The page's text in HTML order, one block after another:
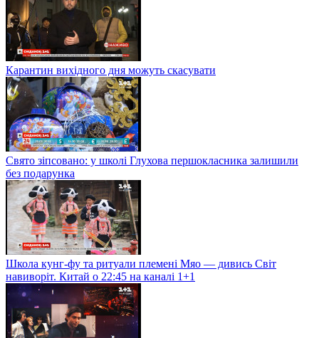
Карантин вихідного дня можуть скасувати
Свято зіпсовано: у школі Глухова першокласника залишили
без подарунка
Школа кунг-фу та ритуали племені Мяо — дивись Світ
навиворіт. Китай о 22:45 на каналі 1+1